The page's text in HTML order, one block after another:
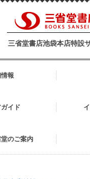
三省堂書店池袋本店特設
報
イド
のご案内